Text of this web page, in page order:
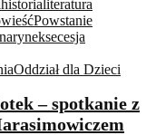
historialiteratura
Powstanie
ryneksecesja
Oddział dla Dzieci
– spotkanie z